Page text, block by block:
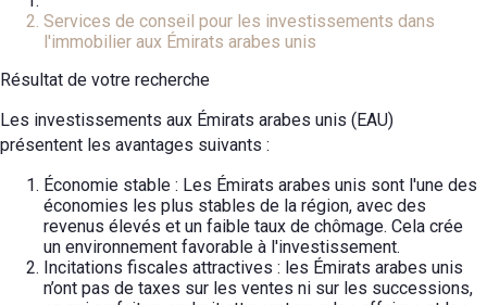
Services de conseil pour les investissements dans
l'immobilier aux Émirats arabes unis
Résultat de votre recherche
Les investissements aux Émirats arabes unis (EAU)
présentent les avantages suivants :
Économie stable : Les Émirats arabes unis sont l'une des
économies les plus stables de la région, avec des
revenus élevés et un faible taux de chômage. Cela crée
un environnement favorable à l'investissement.
Incitations fiscales attractives : les Émirats arabes unis
n’ont pas de taxes sur les ventes ni sur les successions,